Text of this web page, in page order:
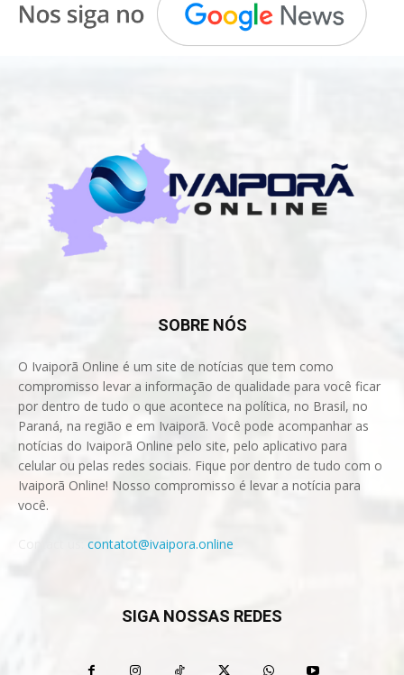
SOBRE NÓS
O Ivaiporã Online é um site de notícias que tem como
compromisso levar a informação de qualidade para você ficar
por dentro de tudo o que acontece na política, no Brasil, no
Paraná, na região e em Ivaiporã. Você pode acompanhar as
notícias do Ivaiporã Online pelo site, pelo aplicativo para
celular ou pelas redes sociais. Fique por dentro de tudo com o
Ivaiporã Online! Nosso compromisso é levar a notícia para
você.
contatot@ivaipora.online
SIGA NOSSAS REDES